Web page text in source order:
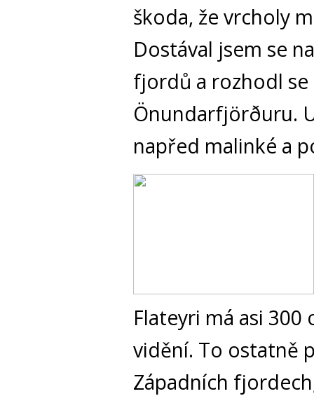
škoda, že vrcholy
Dostával jsem se
fjordů a rozhodl se
Önundarfjörðuru.
napřed malinké a
Flateyri má asi
vidění. To ostatně
Západních